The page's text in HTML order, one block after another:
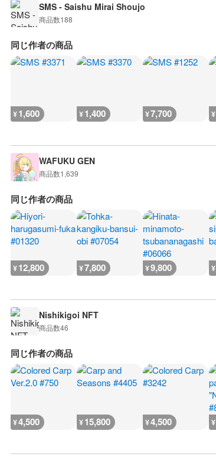
SMS - Saishu Mirai Shoujo
商品数188
同じ作者の商品
¥1,600 ¥1,400 ¥7,700 ¥
WAFUKU GEN
商品数1,639
同じ作者の商品
¥12,800 ¥7,800 ¥9,800 ¥
Nishikigoi NFT
商品数46
同じ作者の商品
¥4,500 ¥15,800 ¥4,500 ¥